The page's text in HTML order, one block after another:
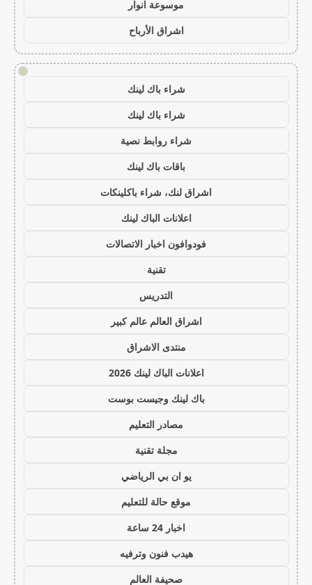
موسوعة انوار
اشراق الأرباح
!
شراء باك لينك
شراء باك لينك
شراء روابط نصية
باقات باك لينك
اشراق لنك، شراء باكلينكات
اعلانات الباك لينك
فودوافون اخبار الاتصالات
تقنية
التدريس
اشراق العالم عالم كبير
منتدى الاشراق
اعلانات الباك لينك 2026
باك لينك وجيست بوست
مصادر التعليم
مجلة تقنية
يو ان بي الرياضي
موقع حالة للتعليم
اخبار 24 ساعة
هيدب فنون وترفيه
صحيفة العالم